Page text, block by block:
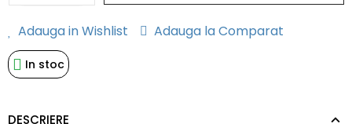
Adauga in Wishlist Adauga la Comparat
In stoc
DESCRIERE